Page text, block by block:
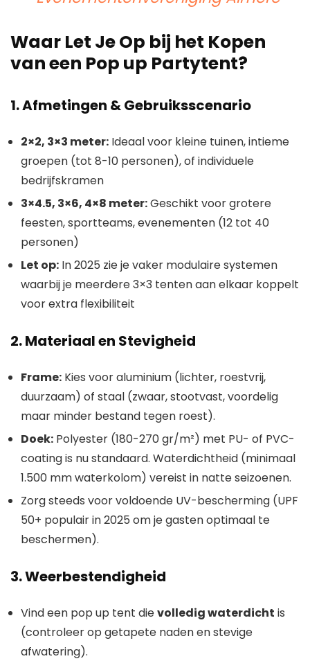
Waar Let Je Op bij het Kopen
van een Pop up Partytent?
1. Afmetingen & Gebruiksscenario
2×2, 3×3 meter: Ideaal voor kleine tuinen, intieme
groepen (tot 8-10 personen), of individuele
bedrijfskramen
3×4.5, 3×6, 4×8 meter:Geschikt voor grotere
feesten, sportteams, evenementen (12 tot 40
personen)
Let op: In 2025 zie je vaker modulaire systemen
waarbij je meerdere 3×3 tenten aan elkaar koppelt
voor extra flexibiliteit
2. Materiaal en Stevigheid
Frame: Kies voor aluminium (lichter, roestvrij,
duurzaam) of staal (zwaar, stootvast, voordelig
maar minder bestand tegen roest).
Doek: Polyester (180-270 gr/m²) met PU- of PVC-
coating is nu standaard. Waterdichtheid (minimaal
1.500 mm waterkolom) vereist in natte seizoenen.
Zorg steeds voor voldoende UV-bescherming (UPF
50+ populair in 2025 om je gasten optimaal te
beschermen).
3. Weerbestendigheid
Vind een pop up tent dievolledig waterdicht is
(controleer op getapete naden en stevige
afwatering).